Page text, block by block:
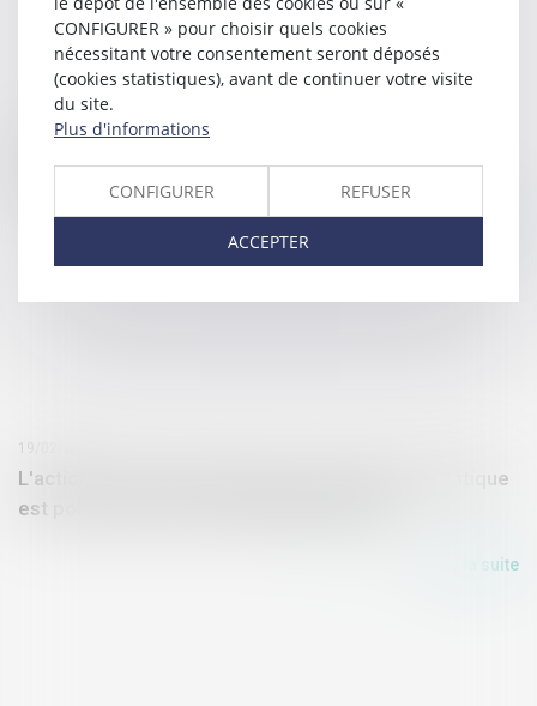
Réagir face aux incidents lors d'une construction
20/02/2019
L'action contre l'Etat français pour inaction climatique
est portée devant le tribunal administratif
19/02/2019
Lire la suite
CONFIGURER » pour choisir quels cookies
nécessitant votre consentement seront déposés
(cookies statistiques), avant de continuer votre visite
du site.
Plus d'informations
CONFIGURER REFUSER
ACCEPTER